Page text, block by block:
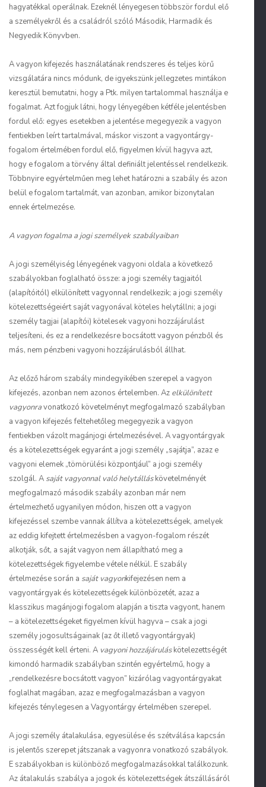
hagyatékkal operálnak. Ezeknél lényegesen többször fordul elő
a személyekről és a családról szóló Második, Harmadik és
Negyedik Könyvben.
A vagyon kifejezés használatának rendszeres és teljes körű
vizsgálatára nincs módunk, de igyekszünk jellegzetes mintákon
keresztül bemutatni, hogy a Ptk. milyen tartalommal használja e
fogalmat. Azt fogjuk látni, hogy lényegében kétféle jelentésben
fordul elő: egyes esetekben a jelentése megegyezik a vagyon
fentiekben leírt tartalmával, máskor viszont a vagyontárgy-
fogalom értelmében fordul elő, figyelmen kívül hagyva azt,
hogy e fogalom a törvény által definiált jelentéssel rendelkezik.
Többnyire egyértelműen meg lehet határozni a szabály és azon
belül e fogalom tartalmát, van azonban, amikor bizonytalan
ennek értelmezése.
A vagyon fogalma a jogi személyek szabályaiban
A jogi személyiség lényegének vagyoni oldala a következő
szabályokban foglalható össze: a jogi személy tagjaitól
(alapítóitól) elkülönített vagyonnal rendelkezik; a jogi személy
kötelezettségeiért saját vagyonával köteles helytállni; a jogi
személy tagjai (alapítói) kötelesek vagyoni hozzájárulást
teljesíteni, és ez a rendelkezésre bocsátott vagyon pénzből és
más, nem pénzbeni vagyoni hozzájárulásból állhat.
Az előző három szabály mindegyikében szerepel a vagyon
kifejezés, azonban nem azonos értelemben. Az elkülönített
vagyonravonatkozó követelményt megfogalmazó szabályban
a vagyon kifejezés feltehetőleg megegyezik a vagyon
fentiekben vázolt magánjogi értelmezésével. A vagyontárgyak
és a kötelezettségek egyaránt a jogi személy „sajátja”, azaz e
vagyoni elemek „tömörülési központjául” a jogi személy
szolgál. A saját vagyonnal való helytálláskövetelményét
megfogalmazó második szabály azonban már nem
értelmezhető ugyanilyen módon, hiszen ott a vagyon
kifejezéssel szembe vannak állítva a kötelezettségek, amelyek
az eddig kifejtett értelmezésben a vagyon-fogalom részét
alkotják, sőt, a saját vagyon nem állapítható meg a
kötelezettségek figyelembe vétele nélkül. E szabály
értelmezése során a saját vagyonkifejezésen nem a
vagyontárgyak és kötelezettségek különbözetét, azaz a
klasszikus magánjogi fogalom alapján a tiszta vagyont, hanem
– a kötelezettségeket figyelmen kívül hagyva – csak a jogi
személy jogosultságainak (az őt illető vagyontárgyak)
összességét kell érteni. A vagyoni hozzájáruláskötelezettségét
kimondó harmadik szabályban szintén egyértelmű, hogy a
„rendelkezésre bocsátott vagyon” kizárólag vagyontárgyakat
foglalhat magában, azaz e megfogalmazásban a vagyon
kifejezés ténylegesen a Vagyontárgy értelmében szerepel.
A jogi személy átalakulása, egyesülése és szétválása kapcsán
is jelentős szerepet játszanak a vagyonra vonatkozó szabályok.
E szabályokban is különböző megfogalmazásokkal találkozunk.
Az átalakulás szabálya a jogok és kötelezettségek átszállásáról